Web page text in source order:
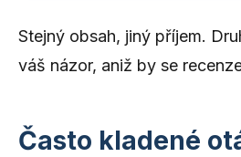
Stejný obsah, jiný příjem.
váš názor, aniž by se
Často kladené